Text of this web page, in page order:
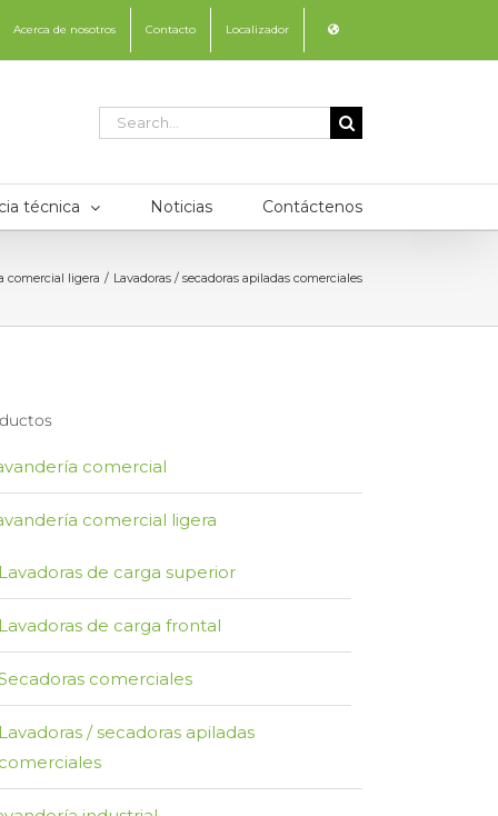
Acerca de nosotros Contacto Localizador
Search
técnica Noticias Contáctenos
comercial ligera Lavadoras / secadoras apiladas comerciales
comercial
comercial ligera
Lavadoras de carga superior
Lavadoras de carga frontal
comerciales
Lavadoras / secadoras apiladas
comerciales